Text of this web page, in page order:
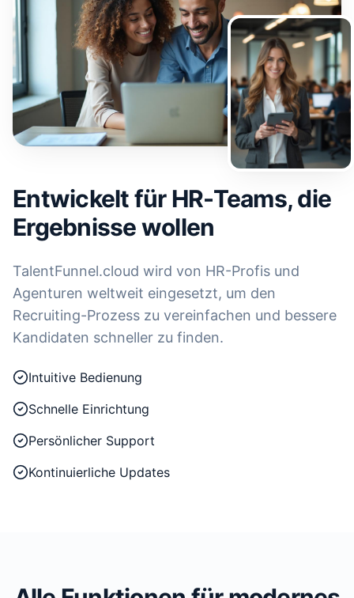
Entwickelt für HR-Teams, die
Ergebnisse wollen
TalentFunnel.cloud wird von HR-Profis und
Agenturen weltweit eingesetzt, um den
Recruiting-Prozess zu vereinfachen und bessere
Kandidaten schneller zu finden.
Intuitive Bedienung
Schnelle Einrichtung
Persönlicher Support
Kontinuierliche Updates